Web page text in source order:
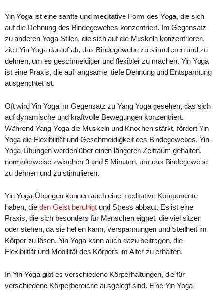
Yin Yoga ist eine sanfte und meditative Form des Yoga, die sich
auf die Dehnung des Bindegewebes konzentriert. Im Gegensatz
zu anderen Yoga-Stilen, die sich auf die Muskeln konzentrieren,
zielt Yin Yoga darauf ab, das Bindegewebe zu stimulieren und zu
dehnen, um es geschmeidiger und flexibler zu machen. Yin Yoga
ist eine Praxis, die auf langsame, tiefe Dehnung und Entspannung
ausgerichtet ist.
Oft wird Yin Yoga im Gegensatz zu Yang Yoga gesehen, das sich
auf dynamische und kraftvolle Bewegungen konzentriert.
Während Yang Yoga die Muskeln und Knochen stärkt, fördert Yin
Yoga die Flexibilität und Geschmeidigkeit des Bindegewebes. Yin-
Yoga-Übungen werden über einen längeren Zeitraum gehalten,
normalerweise zwischen 3 und 5 Minuten, um das Bindegewebe
zu dehnen und zu stimulieren.
Yin Yoga-Übungen können auch eine meditative Komponente
haben, die den Geist beruhigt und Stress abbaut. Es ist eine
Praxis, die sich besonders für Menschen eignet, die viel sitzen
oder stehen, da sie helfen kann, Verspannungen und Steifheit im
Körper zu lösen. Yin Yoga kann auch dazu beitragen, die
Flexibilität und Mobilität des Körpers im Alter zu erhalten.
In Yin Yoga gibt es verschiedene Körperhaltungen, die für
verschiedene Körperbereiche ausgelegt sind. Eine Yin Yoga-